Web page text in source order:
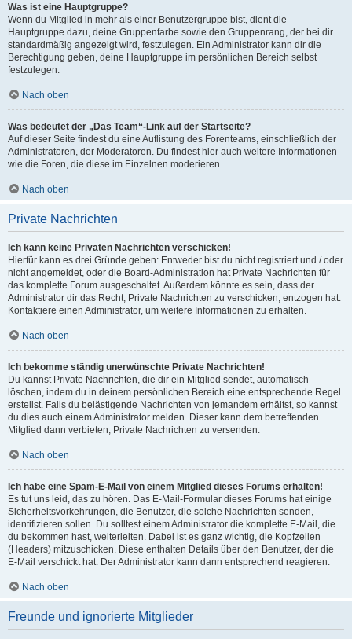
Was ist eine Hauptgruppe?
Wenn du Mitglied in mehr als einer Benutzergruppe bist, dient die
Hauptgruppe dazu, deine Gruppenfarbe sowie den Gruppenrang, der bei dir
standardmäßig angezeigt wird, festzulegen. Ein Administrator kann dir die
Berechtigung geben, deine Hauptgruppe im persönlichen Bereich selbst
festzulegen.
Nach oben
Was bedeutet der „Das Team“-Link auf der Startseite?
Auf dieser Seite findest du eine Auflistung des Forenteams, einschließlich der
Administratoren, der Moderatoren. Du findest hier auch weitere Informationen
wie die Foren, die diese im Einzelnen moderieren.
Nach oben
Private Nachrichten
Ich kann keine Privaten Nachrichten verschicken!
Hierfür kann es drei Gründe geben: Entweder bist du nicht registriert und / oder
nicht angemeldet, oder die Board-Administration hat Private Nachrichten für
das komplette Forum ausgeschaltet. Außerdem könnte es sein, dass der
Administrator dir das Recht, Private Nachrichten zu verschicken, entzogen hat.
Kontaktiere einen Administrator, um weitere Informationen zu erhalten.
Nach oben
Ich bekomme ständig unerwünschte Private Nachrichten!
Du kannst Private Nachrichten, die dir ein Mitglied sendet, automatisch
löschen, indem du in deinem persönlichen Bereich eine entsprechende Regel
erstellst. Falls du belästigende Nachrichten von jemandem erhältst, so kannst
du dies auch einem Administrator melden. Dieser kann dem betreffenden
Mitglied dann verbieten, Private Nachrichten zu versenden.
Nach oben
Ich habe eine Spam-E-Mail von einem Mitglied dieses Forums erhalten!
Es tut uns leid, das zu hören. Das E-Mail-Formular dieses Forums hat einige
Sicherheitsvorkehrungen, die Benutzer, die solche Nachrichten senden,
identifizieren sollen. Du solltest einem Administrator die komplette E-Mail, die
du bekommen hast, weiterleiten. Dabei ist es ganz wichtig, die Kopfzeilen
(Headers) mitzuschicken. Diese enthalten Details über den Benutzer, der die
E-Mail verschickt hat. Der Administrator kann dann entsprechend reagieren.
Nach oben
Freunde und ignorierte Mitglieder